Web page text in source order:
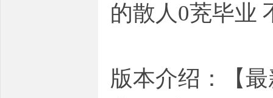
的散人0茺毕业
版本介绍：【